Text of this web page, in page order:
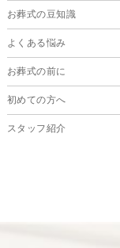
2023年11月
お葬式の豆知識
よくある悩み
お葬式の前に
初めての方へ
スタッフ紹介